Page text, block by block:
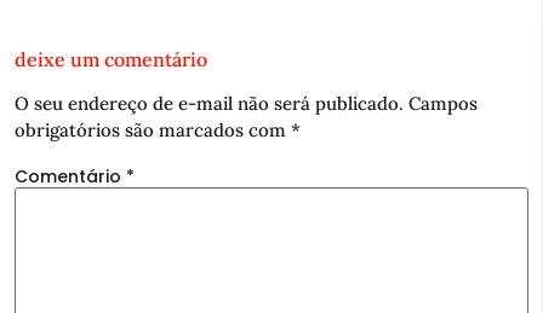
deixe um comentário
O seu endereço de e-mail não será publicado. Campos
obrigatórios são marcados com *
Comentário *